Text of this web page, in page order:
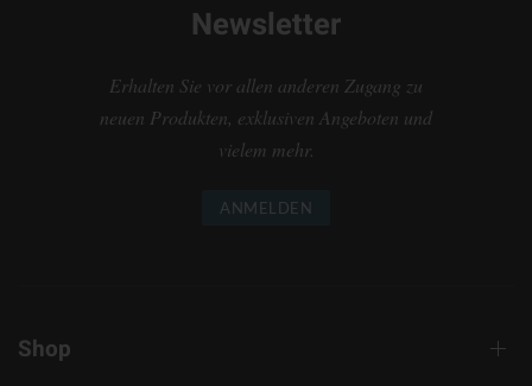
Newsletter
Erhalten Sie vor allen anderen Zugang zu
neuen Produkten, exklusiven Angeboten und
vielem mehr.
ANMELDEN
Shop